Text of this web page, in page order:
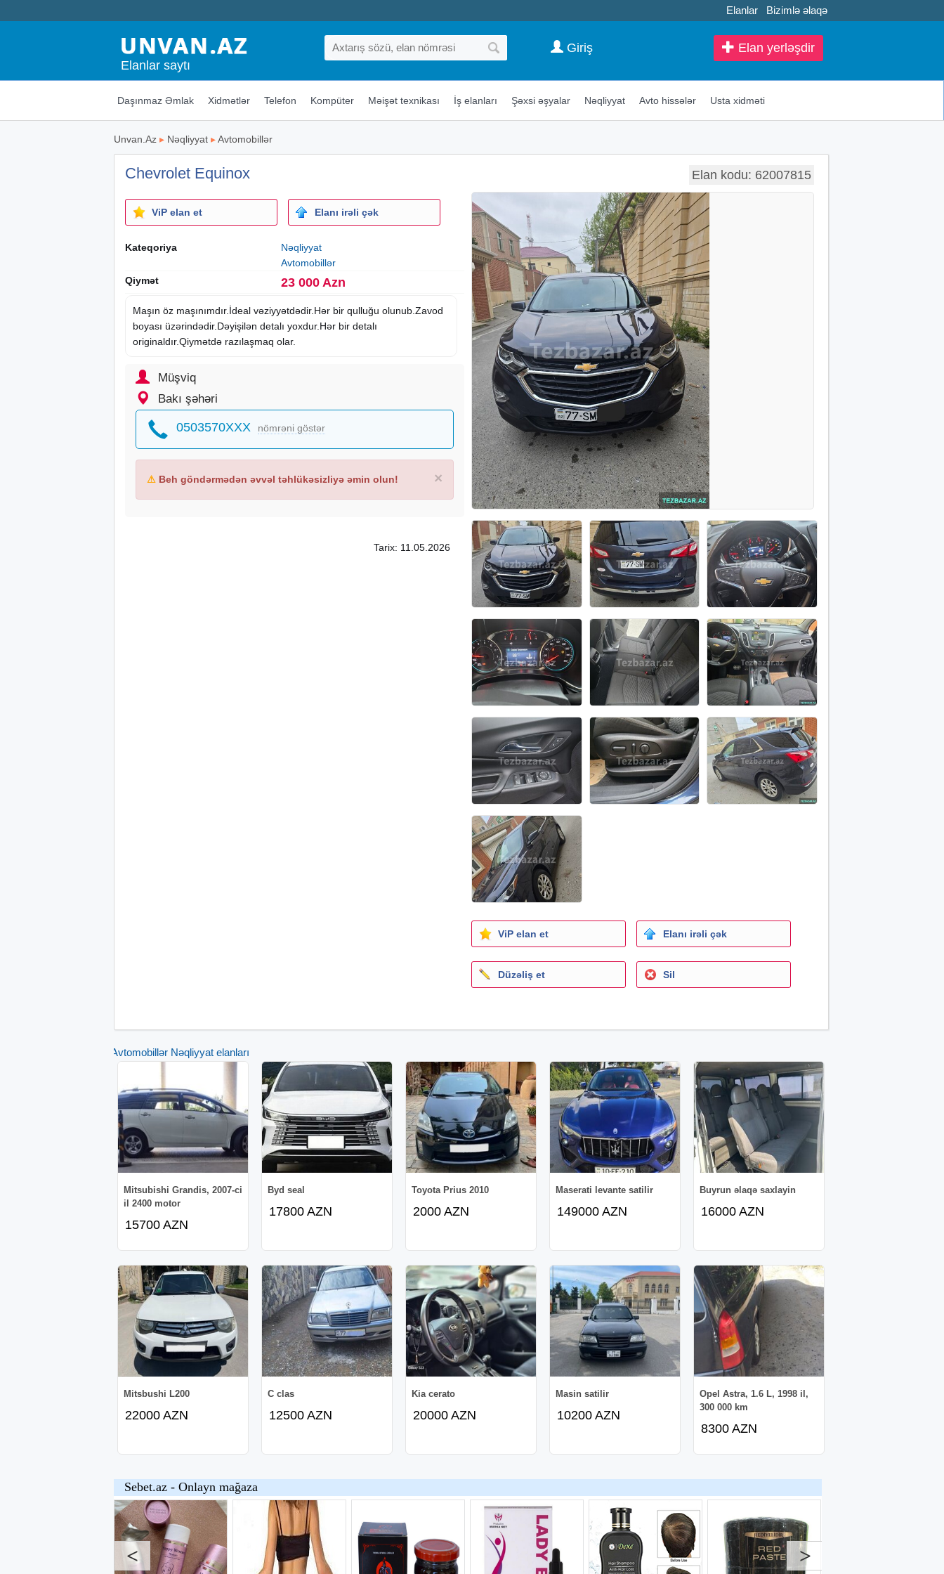
Elanlar Bizimlə əlaqə
Elanlar saytı
Elan yerləşdir
Giriş
Daşınmaz Əmlak Xidmətlər Telefon Kompüter Məişət texnikası İş elanları Şəxsi əşyalar Nəqliyyat Avto hissələr Usta xidməti
Unvan.Az ▸ Nəqliyyat ▸Avtomobillər
Chevrolet Equinox Elan kodu: 62007815
ViP elan et Elanı irəli çək
Kateqoriya
Nəqliyyat
Avtomobillər
Qiymət
23 000 Azn
Maşın öz maşınımdır.İdeal vəziyyətdədir.Hər bir qulluğu olunub.Zavod
boyası üzərindədir.Dəyişilən detalı yoxdur.Hər bir detalı
originaldır.Qiymətdə razılaşmaq olar.
Müşviq
Bakı şəhəri
0503570XXX nömrəni göstər
×
⚠ Beh göndərmədən əvvəl təhlükəsizliyə əmin olun!
Tarix: 11.05.2026
ViP elan et Elanı irəli çək
Düzəliş et Sil
Avtomobillər Nəqliyyat elanları
Mitsubishi Grandis, 2007-ci
il 2400 motor
15700 AZN
Byd seal
17800 AZN
Toyota Prius 2010
2000 AZN
Maserati levante satilir
149000 AZN
Buyrun əlaqə saxlayin
16000 AZN
Mitsbushi L200
22000 AZN
C clas
12500 AZN
Kia cerato
20000 AZN
Masin satilir
10200 AZN
Opel Astra, 1.6 L, 1998 il,
300 000 km
8300 AZN